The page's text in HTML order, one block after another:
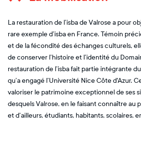
La restauration de l’isba de Valrose a pour
rare exemple d’isba en France. Témoin
et de la fécondité des échanges culturels,
de conserver l’histoire et l’identité du
restauration de l’isba fait partie intégrante
qu’a engagé l’Université Nice Côte d'Azur.
valoriser le patrimoine exceptionnel de ses
desquels Valrose, en le faisant connaître au
et d’ailleurs, étudiants, habitants, scolaires,